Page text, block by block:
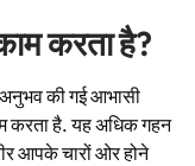
करता है?
की गई आभासी
करता है. यह अधिक गहन
आपके चारों ओर होने